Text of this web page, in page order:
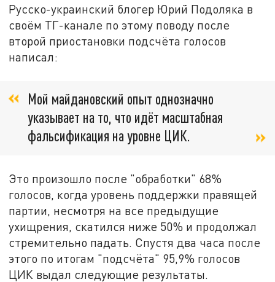
Русско-украинский блогер Юрий Подоляка в
своём ТГ-канале по этому поводу после
второй приостановки подсчёта голосов
написал:
Мой майдановский опыт однозначно
указывает на то, что идёт масштабная
фальсификация на уровне ЦИК.
Это произошло после "обработки" 68%
голосов, когда уровень поддержки правящей
партии, несмотря на все предыдущие
ухищрения, скатился ниже 50% и продолжал
стремительно падать. Спустя два часа после
этого по итогам "подсчёта" 95,9% голосов
ЦИК выдал следующие результаты.